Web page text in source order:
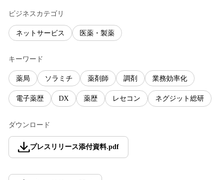
ビジネスカテゴリ
ネットサービス 医薬・製薬
キーワード
薬局 ソラミチ 薬剤師 調剤 業務効率化
電子薬歴 DX 薬歴 レセコン ネグジット総研
ダウンロード
プレスリリース添付資料.pdf